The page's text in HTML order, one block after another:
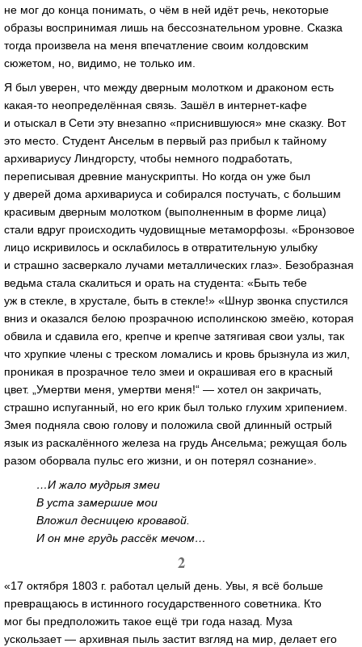
не мог до конца понимать, о чём в ней идёт речь, некоторые
образы воспринимая лишь на бессознательном уровне. Сказка
тогда произвела на меня впечатление своим колдовским
сюжетом, но, видимо, не только им.
Я был уверен, что между дверным молотком и драконом есть
какая-то неопределённая связь. Зашёл в интернет-кафе
и отыскал в Сети эту внезапно «приснившуюся» мне сказку. Вот
это место. Студент Ансельм в первый раз прибыл к тайному
архивариусу Линдгорсту, чтобы немного подработать,
переписывая древние манускрипты. Но когда он уже был
у дверей дома архивариуса и собирался постучать, с большим
красивым дверным молотком (выполненным в форме лица)
стали вдруг происходить чудовищные метаморфозы. «Бронзовое
лицо искривилось и осклабилось в отвратительную улыбку
и страшно засверкало лучами металлических глаз». Безобразная
ведьма стала скалиться и орать на студента: «Быть тебе
уж в стекле, в хрустале, быть в стекле!» «Шнур звонка спустился
вниз и оказался белою прозрачною исполинскою змеёю, которая
обвила и сдавила его, крепче и крепче затягивая свои узлы, так
что хрупкие члены с треском ломались и кровь брызнула из жил,
проникая в прозрачное тело змеи и окрашивая его в красный
цвет. „Умертви меня, умертви меня!“ — хотел он закричать,
страшно испуганный, но его крик был только глухим хрипением.
Змея подняла свою голову и положила свой длинный острый
язык из раскалённого железа на грудь Ансельма; режущая боль
разом оборвала пульс его жизни, и он потерял сознание».
…И жало мудрыя змеи
В уста замершие мои
Вложил десницею кровавой.
И он мне грудь рассёк мечом…
2
«17 октября 1803 г. работал целый день. Увы, я всё больше
превращаюсь в истинного государственного советника. Кто
мог бы предположить такое ещё три года назад. Муза
ускользает — архивная пыль застит взгляд на мир, делает его